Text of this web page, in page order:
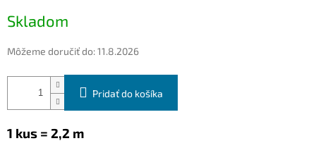
cena:
Skladom
Môžeme doručiť do:11.8.2026
Pridať do košíka
1 kus = 2,2 m